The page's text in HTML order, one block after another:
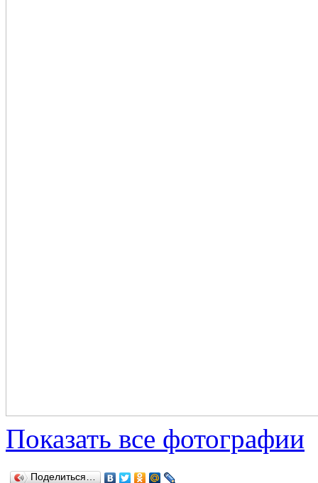
Показать все фотографии
Поделиться…